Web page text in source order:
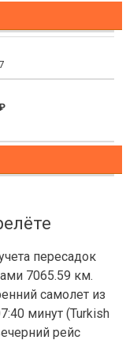
пересадок
7065.59 км.
самолет из
минут (Turkish
рейс